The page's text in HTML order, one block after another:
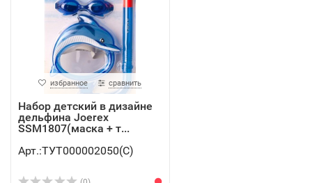
избранное сравнить
Набор детский в дизайне
дельфина Joerex
SSM1807(маска + т...
Арт.:ТУТ000002050(C)